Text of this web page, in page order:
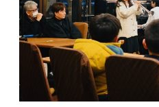
ライブ・スケジュール
作品
オンライン・ショップ